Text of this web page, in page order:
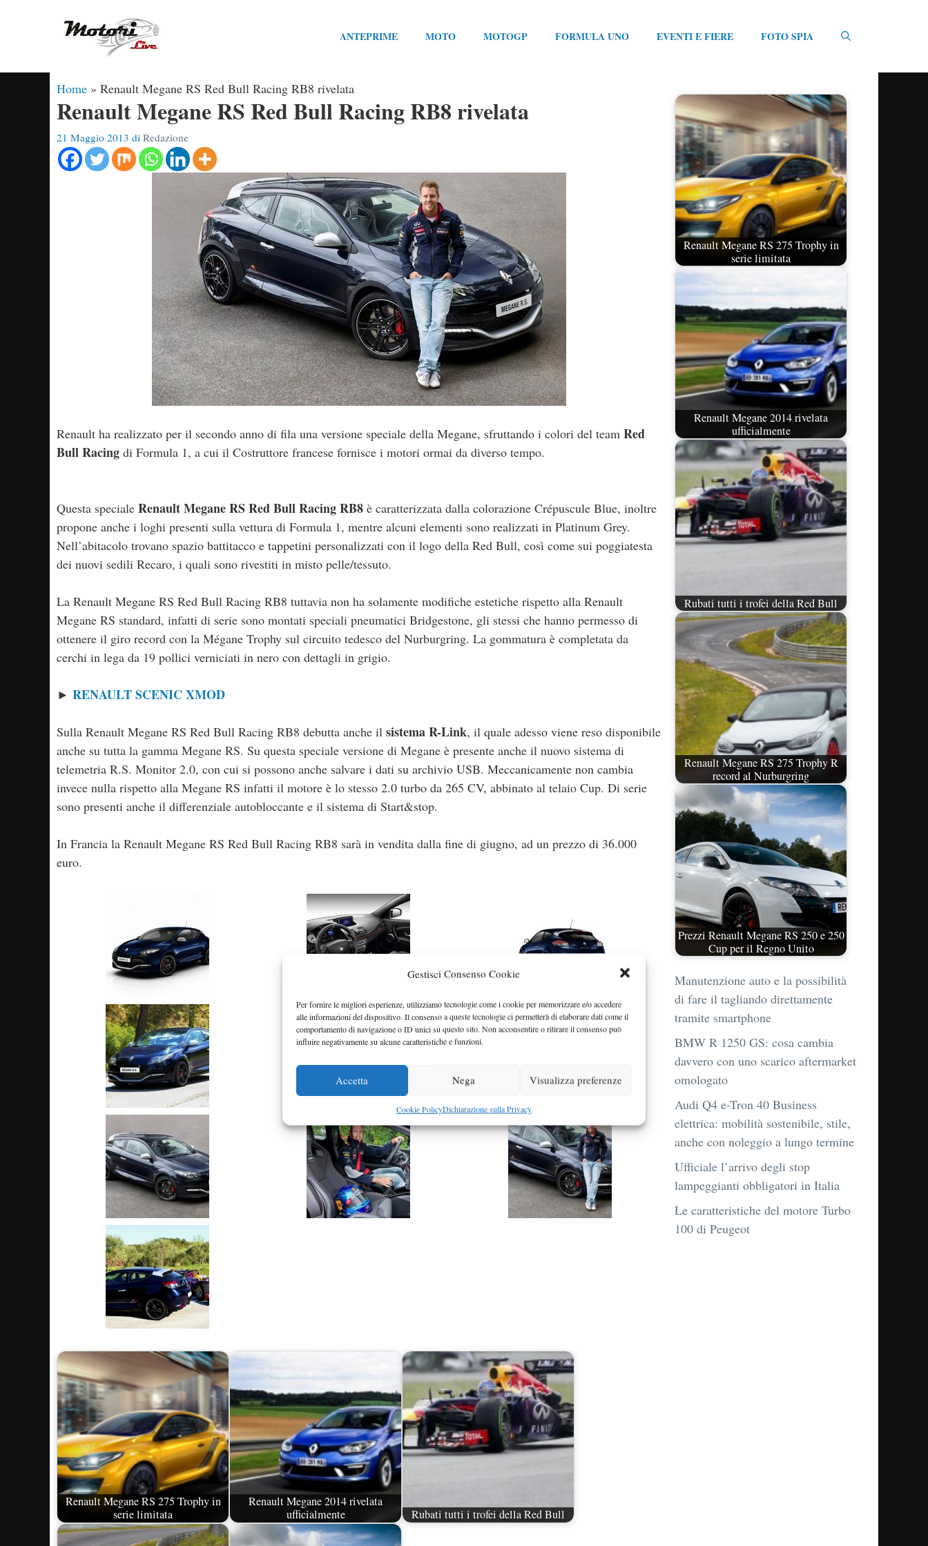
Gestisci Consenso Cookie
Per fornire le migliori esperienze, utilizziamo tecnologie come i cookie per memorizzare e/o accedere
alle informazioni del dispositivo. Il consenso a queste tecnologie ci permetterà di elaborare dati come il
comportamento di navigazione o ID unici su questo sito. Non acconsentire o ritirare il consenso può
influire negativamente su alcune caratteristiche e funzioni.
Accetta Nega Visualizza preferenze
Cookie PolicyDichiarazione sulla Privacy
ANTEPRIME MOTO MOTOGP FORMULA UNO EVENTI E FIERE FOTO SPIA
Home » Renault Megane RS Red Bull Racing RB8 rivelata
Renault Megane RS Red Bull Racing RB8 rivelata
21 Maggio 2013 di Redazione
Renault ha realizzato per il secondo anno di fila una versione speciale della Megane, sfruttando i colori del team Red
Bull Racing di Formula 1, a cui il Costruttore francese fornisce i motori ormai da diverso tempo.
Questa speciale Renault Megane RS Red Bull Racing RB8 è caratterizzata dalla colorazione Crépuscule Blue, inoltre
propone anche i loghi presenti sulla vettura di Formula 1, mentre alcuni elementi sono realizzati in Platinum Grey.
Nell’abitacolo trovano spazio battitacco e tappetini personalizzati con il logo della Red Bull, così come sui poggiatesta
dei nuovi sedili Recaro, i quali sono rivestiti in misto pelle/tessuto.
La Renault Megane RS Red Bull Racing RB8 tuttavia non ha solamente modifiche estetiche rispetto alla Renault
Megane RS standard, infatti di serie sono montati speciali pneumatici Bridgestone, gli stessi che hanno permesso di
ottenere il giro record con la Mégane Trophy sul circuito tedesco del Nurburgring. La gommatura è completata da
cerchi in lega da 19 pollici verniciati in nero con dettagli in grigio.
► RENAULT SCENIC XMOD
Sulla Renault Megane RS Red Bull Racing RB8 debutta anche il sistema R-Link, il quale adesso viene reso disponibile
anche su tutta la gamma Megane RS. Su questa speciale versione di Megane è presente anche il nuovo sistema di
telemetria R.S. Monitor 2.0, con cui si possono anche salvare i dati su archivio USB. Meccanicamente non cambia
invece nulla rispetto alla Megane RS infatti il motore è lo stesso 2.0 turbo da 265 CV, abbinato al telaio Cup. Di serie
sono presenti anche il differenziale autobloccante e il sistema di Start&stop.
In Francia la Renault Megane RS Red Bull Racing RB8 sarà in vendita dalla fine di giugno, ad un prezzo di 36.000
euro.
Renault Megane RS 275 Trophy in
serie limitata
Renault Megane 2014 rivelata
ufficialmente
Rubati tutti i trofei della Red Bull
Renault Megane RS 275 Trophy in
serie limitata
Renault Megane 2014 rivelata
ufficialmente
Rubati tutti i trofei della Red Bull
Renault Megane RS 275 Trophy R
record al Nurburgring
Prezzi Renault Megane RS 250 e 250
Cup per il Regno Unito
Manutenzione auto e la possibilità
di fare il tagliando direttamente
tramite smartphone
BMW R 1250 GS: cosa cambia
davvero con uno scarico aftermarket
omologato
Audi Q4 e-Tron 40 Business
elettrica: mobilità sostenibile, stile,
anche con noleggio a lungo termine
Ufficiale l’arrivo degli stop
lampeggianti obbligatori in Italia
Le caratteristiche del motore Turbo
100 di Peugeot